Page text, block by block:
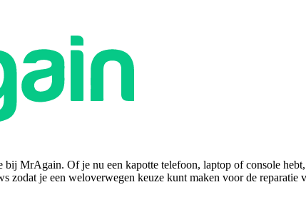
MrAgain. Of je nu een kapotte telefoon, laptop of console
je een weloverwegen keuze kunt maken voor de reparatie